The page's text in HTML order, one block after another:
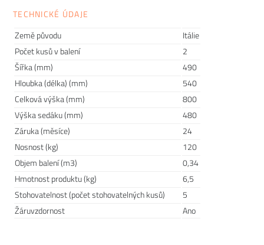
hned po ránu. Proto vám dnes poradíme, jak vybrat jídelní
židli, kterou budete milovat.
TECHNICKÉ ÚDAJE
Země původu
Itálie
Počet kusů v balení
2
Šířka (mm)
490
Hloubka (délka) (mm)
540
Celková výška (mm)
800
Výška sedáku (mm)
480
Záruka (měsíce)
24
Nosnost (kg)
120
Objem balení (m3)
0,34
Hmotnost produktu (kg)
6,5
Stohovatelnost (počet stohovatelných kusů)
5
Žáruvzdornost
Ano